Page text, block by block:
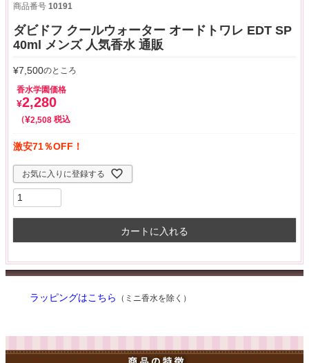
商品番号 10191
ダビドフ クールウォーター オードトワレ EDT SP
40ml メンズ 人気香水 通販
¥7,500のところ
香水学園価格
¥2,280
¥2,508 税込
激安71％OFF！
お気に入りに登録する
カートに入れる
ラッピングはこちら （ミニ香水を除く）